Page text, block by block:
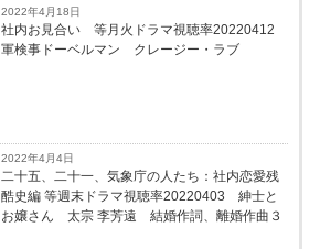
2022年4月18日
社内お見合い 等月火ドラマ視聴率20220412
軍検事ドーベルマン クレージー・ラブ
2022年4月4日
二十五、二十一、気象庁の人たち：社内恋愛残
酷史編 等週末ドラマ視聴率20220403 紳士と
お嬢さん 太宗 李芳遠 結婚作詞、離婚作曲３